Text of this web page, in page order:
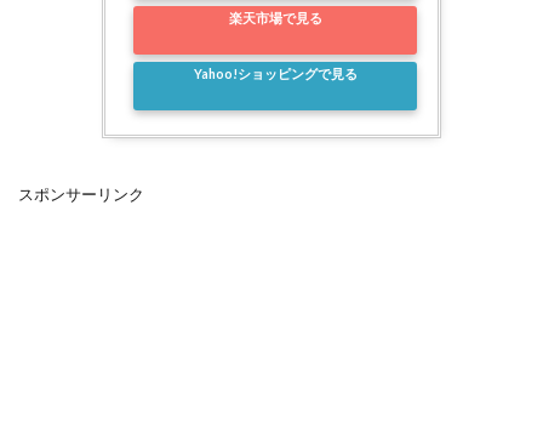
楽天市場で見る
Yahoo!ショッピングで見る
スポンサーリンク